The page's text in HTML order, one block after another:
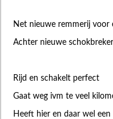
Net nieuwe remmerij voor
Achter nieuwe
Rijd en schakelt perfect
Gaat weg ivm te veel
Heeft hier en daar wel